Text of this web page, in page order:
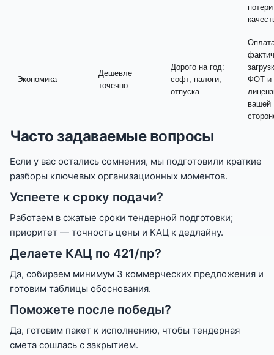
потери
Экономика
Дешевле
точечно
Дорого на год:
софт, налоги,
отпуска
ФОТ и
вашей
Часто задаваемые вопросы
Если у вас остались сомнения, мы подготовили краткие
разборы ключевых организационных моментов.
Успеете к сроку подачи?
Работаем в сжатые сроки тендерной подготовки;
приоритет — точность цены и КАЦ к дедлайну.
Делаете КАЦ по 421/пр?
Да, собираем минимум 3 коммерческих предложения и
готовим таблицы обоснования.
Поможете после победы?
Да, готовим пакет к исполнению, чтобы тендерная
смета сошлась с закрытием.